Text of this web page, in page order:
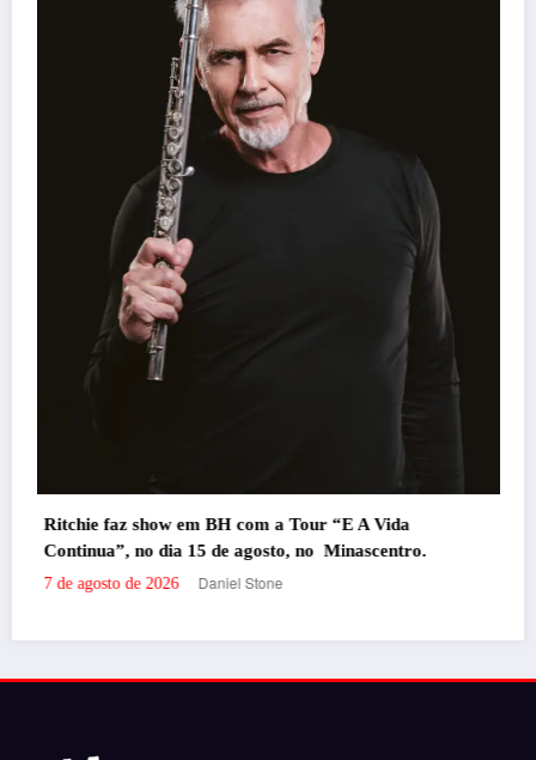
“E A Vida
Minascentro.
41º Festivale, em Botumirim, foi um
força da cultura popular do Vale do
Daniel Stone
Portal de Notícias em BH, pronto para trazer os melhores eventos e
informações da cidade para vocês!
oficial